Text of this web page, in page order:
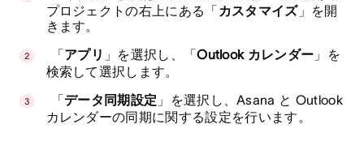
プロジェクトの右上にある「 カスタマイズ」を開
きます。
「アプリ 」を選択し、「Outlook カレンダー 」を
検索して選択します。
「データ同期設定 」を選択し、Asana と Outlook
カレンダーの同期に関する設定を行います。